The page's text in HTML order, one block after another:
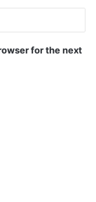
for the next